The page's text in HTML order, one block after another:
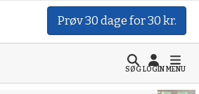
Prøv 30 dage for 30 kr.
SØGLOGINMENU